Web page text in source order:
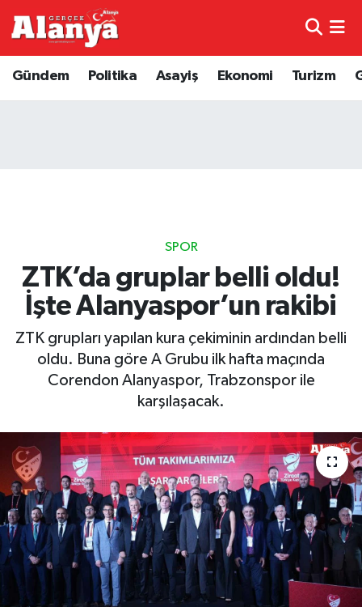
Gündem Politika Asayiş Ekonomi Turizm
SPOR
ZTK’da gruplar belli oldu!
İşte Alanyaspor’un rakibi
ZTK grupları yapılan kura çekiminin ardından belli
oldu. Buna göre A Grubu ilk hafta maçında
Corendon Alanyaspor, Trabzonspor ile
karşılaşacak.
Genel
Diğer
Dünya
Ekonomi
Gizlilik İlkeleri - Privacy Policy
Güncel
Gündem
Politika
Spor
Turizm
Trafik Durumu
Haber Arşivi